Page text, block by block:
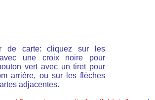
de carte: cliquez sur les
une croix noire pour
vert avec un tiret pour
arrière, ou sur les flèches
adjacentes.